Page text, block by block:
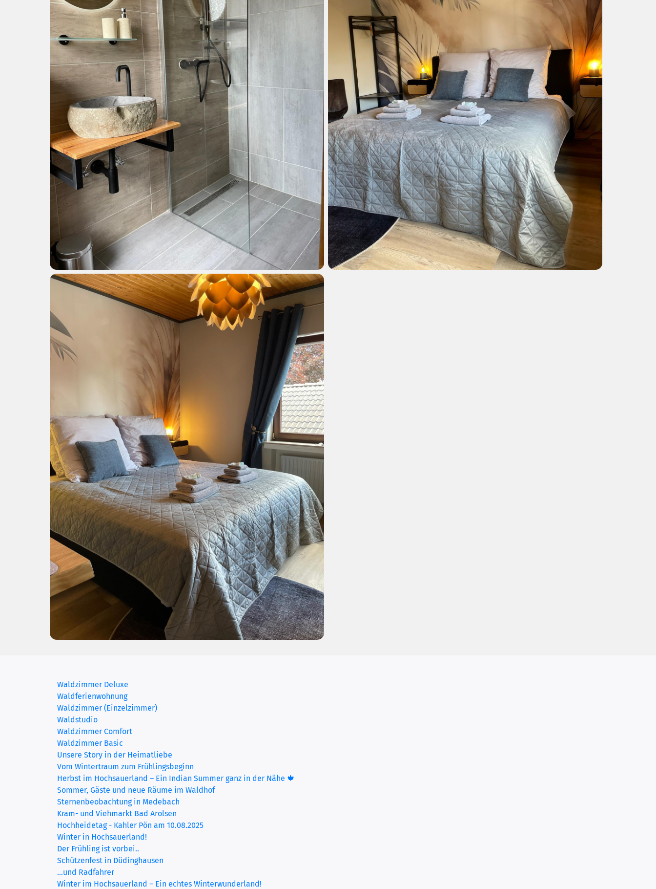
Waldzimmer Deluxe
Waldferienwohnung
Waldzimmer (Einzelzimmer)
Waldstudio
Waldzimmer Comfort(current)
Waldzimmer Basic
Unsere Story in der Heimatliebe
Vom Wintertraum zum Frühlingsbeginn
Herbst im Hochsauerland – Ein Indian Summer ganz in der Nähe 🍁
Sommer, Gäste und neue Räume im Waldhof
Sternenbeobachtung in Medebach
Kram- und Viehmarkt Bad Arolsen
Hochheidetag - Kahler Pön am 10.08.2025
Winter in Hochsauerland!
Der Frühling ist vorbei..
Schützenfest in Düdinghausen
...und Radfahrer
Winter im Hochsauerland – Ein echtes Winterwunderland!